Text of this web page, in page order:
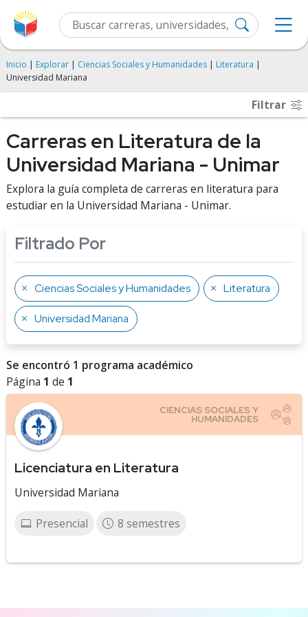
Inicio | Explorar | Ciencias Sociales y Humanidades | Literatura |
Universidad Mariana
Filtrar
Carreras en Literatura de la
Universidad Mariana - Unimar
Explora la guía completa de carreras en literatura para
estudiar en la Universidad Mariana - Unimar.
Filtrado Por
Ciencias Sociales y Humanidades Literatura
Universidad Mariana
Se encontró 1 programa académico
Página 1 de 1
Licenciatura en Literatura
Universidad Mariana
Presencial 8 semestres